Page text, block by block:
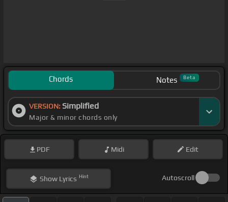
Chords Notes Beta
VERSION: Simplified
Major & minor chords only
PDF Midi Edit
ShowLyrics Hint Autoscroll